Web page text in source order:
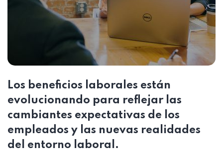
Los beneficios laborales están
evolucionando para reflejar las
cambiantes expectativas de los
empleados y las nuevas realidades
del entorno laboral.